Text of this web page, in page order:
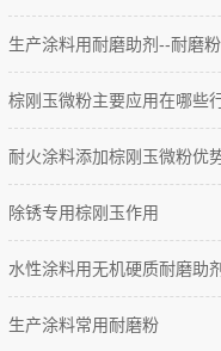
生产涂料用耐磨助剂--耐磨粉
棕刚玉微粉主要应用在哪些
耐火涂料添加棕刚玉微粉优
除锈专用棕刚玉作用
水性涂料用无机硬质耐磨助
生产涂料常用耐磨粉